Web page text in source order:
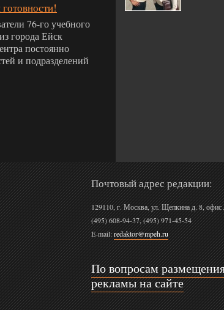
76-го учебного
города Ейск
постоянно
и подразделений
Почтовый адрес редакции:
129110, г. Москва, ул. Щепкина д. 8,
(495) 608-94-37, (495) 971-45-54
E-mail:redaktor@mpeh.ru
По вопросам
рекламы на сайте